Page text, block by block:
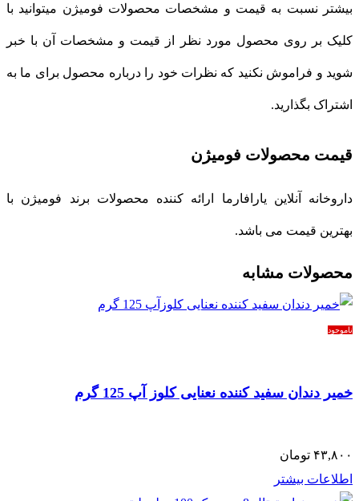
بیشتر نسبت به قیمت و مشخصات محصولات فومیژن میتوانید با
کلیک بر روی محصول مورد نظر از قیمت و مشخصات آن با خبر
شوید و فراموش نکنید که نظرات خود را درباره محصول برای ما به
اشتراک بگذارید.
قیمت محصولات فومیژن
داروخانه آنلاین یارافارما ارائه کننده محصولات برند فومیژن با
بهترین قیمت می باشد.
محصولات مشابه
ناموجود
خمیر دندان سفید کننده نعنایی کلوز آپ 125 گرم
۴۳,۸۰۰ تومان
اطلاعات بیشتر